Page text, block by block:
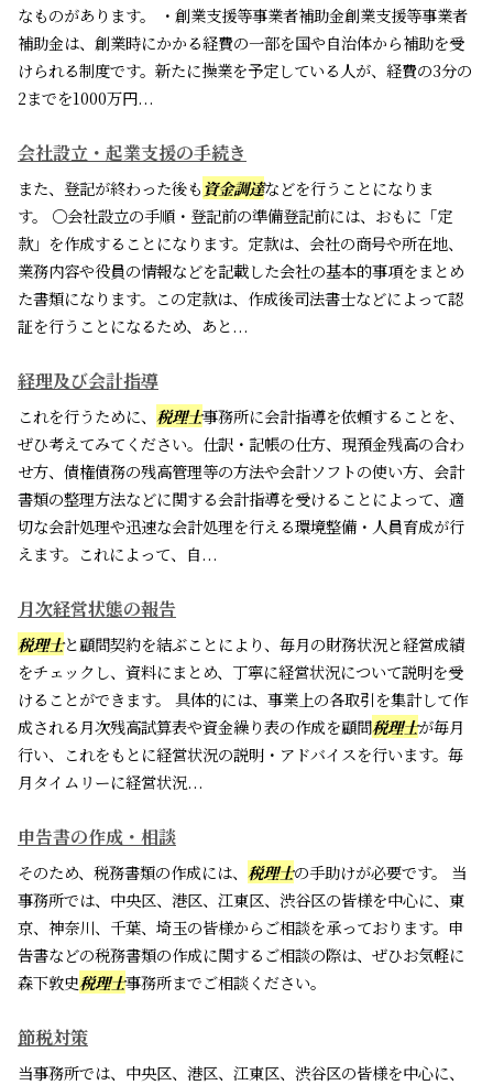
なものがあります。 ・創業支援等事業者補助金創業支援等事業者
補助金は、創業時にかかる経費の一部を国や自治体から補助を受
けられる制度です。新たに操業を予定している人が、経費の3分の
2までを1000万円...
会社設立・起業支援の手続き
また、登記が終わった後も資金調達などを行うことになりま
す。 〇会社設立の手順・登記前の準備登記前には、おもに「定
款」を作成することになります。定款は、会社の商号や所在地、
業務内容や役員の情報などを記載した会社の基本的事項をまとめ
た書類になります。この定款は、作成後司法書士などによって認
証を行うことになるため、あと...
経理及び会計指導
これを行うために、 税理士事務所に会計指導を依頼することを、
ぜひ考えてみてください。仕訳・記帳の仕方、現預金残高の合わ
せ方、債権債務の残高管理等の方法や会計ソフトの使い方、会計
書類の整理方法などに関する会計指導を受けることによって、適
切な会計処理や迅速な会計処理を行える環境整備・人員育成が行
えます。これによって、自...
月次経営状態の報告
税理士と顧問契約を結ぶことにより、毎月の財務状況と経営成績
をチェックし、資料にまとめ、丁寧に経営状況について説明を受
けることができます。 具体的には、事業上の各取引を集計して作
成される月次残高試算表や資金繰り表の作成を顧問税理士が毎月
行い、これをもとに経営状況の説明・アドバイスを行います。毎
月タイムリーに経営状況...
申告書の作成・相談
そのため、税務書類の作成には、 税理士の手助けが必要です。 当
事務所では、中央区、港区、江東区、渋谷区の皆様を中心に、東
京、神奈川、千葉、埼玉の皆様からご相談を承っております。申
告書などの税務書類の作成に関するご相談の際は、ぜひお気軽に
森下敦史税理士事務所までご相談ください。
節税対策
当事務所では、中央区、港区、江東区、渋谷区の皆様を中心に、